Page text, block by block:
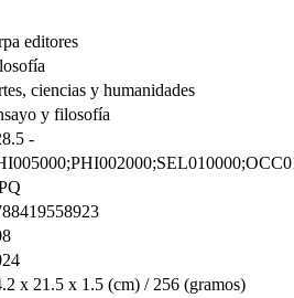
editores
ciencias y humanidades
y filosofía
-
x 21.5 x 1.5 (cm) / 256 (gramos)